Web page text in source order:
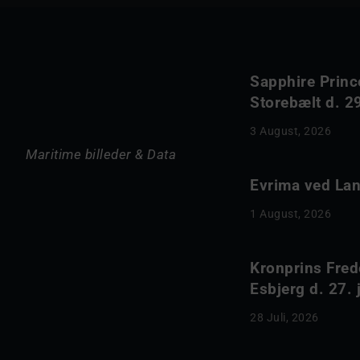
Maritime billeder & Data
Sapphire
Storebælt d.
3 August, 2026
Evrima ved
1 August, 2026
Kronprins
Esbjerg d. 27.
28 Juli, 2026